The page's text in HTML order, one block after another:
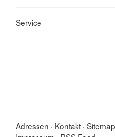
Service
Adressen Kontakt Sitemap